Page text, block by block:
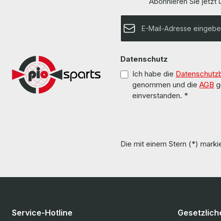
LieferumfangDelivery / Lieferumfang 1 x AFBR-
703SMZ-NA3 10G SFP+ Transceiver The
hardware has been overhauled and tested by
us.Die Hardware wurde von uns überholt und
found on the pages of the manufacturer.Weitere
Informationen und Details finden Sie auf den
Seiten des Herstellers.All parts are used but
100% working!!!Alle Teile sind gebraucht aber
100 % in Ordnung!!!
Transceiver More information and details can
E-Mail-Adresse*
Datenschutz
Ich habe die
genommen und die AGB
einverstanden. *
Die mit einem Stern (*)
Service-Hotline